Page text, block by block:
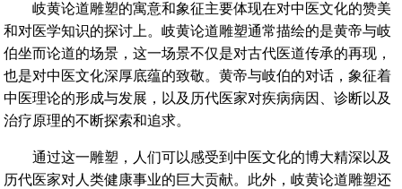
岐黄论道雕塑的寓意和象征主要体现在对中医文化的赞美
和对医学知识的探讨上。‌岐黄论道雕塑通常描绘的是黄帝与岐
伯坐而论道的场景，这一场景不仅是对古代医道传承的再现，
也是对中医文化深厚底蕴的致敬。黄帝与岐伯的对话，象征着
中医理论的形成与发展，以及历代医家对疾病病因、诊断以及
治疗原理的不断探索和追求。
通过这一雕塑，人们可以感受到中医文化的博大精深以及
历代医家对人类健康事业的巨大贡献。此外，岐黄论道雕塑还